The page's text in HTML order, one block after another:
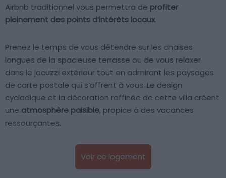
Airbnb traditionnel vous permettra de profiter
pleinement des points d’intérêts locaux.
Prenez le temps de vous détendre sur les chaises
longues de la spacieuse terrasse ou de vous relaxer
dans le jacuzzi extérieur tout en admirant les paysages
de carte postale qui s’offrent à vous. Le design
cycladique et la décoration raffinée de cette villa créent
une atmosphère paisible, propice à des vacances
ressourçantes.
Voir ce logement